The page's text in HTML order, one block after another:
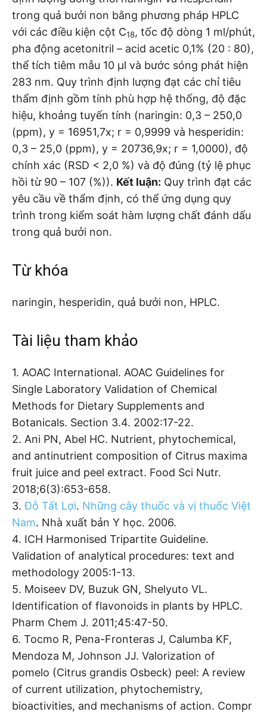
trong quả bưởi non bằng phương pháp HPLC
với các điều kiện cột C18, tốc độ dòng 1 ml/phút,
pha động acetonitril – acid acetic 0,1% (20 : 80),
thể tích tiêm mẫu 10 μl và bước sóng phát hiện
283 nm. Quy trình định lượng đạt các chỉ tiêu
thẩm định gồm tính phù hợp hệ thống, độ đặc
hiệu, khoảng tuyến tính (naringin: 0,3 – 250,0
(ppm), y = 16951,7x; r = 0,9999 và hesperidin:
0,3 – 25,0 (ppm), y = 20736,9x; r = 1,0000), độ
chính xác (RSD < 2,0 %) và độ đúng (tỷ lệ phục
hồi từ 90 – 107 (%)). Kết luận: Quy trình đạt các
yêu cầu về thẩm định, có thể ứng dụng quy
trình trong kiểm soát hàm lượng chất đánh dấu
trong quả bưởi non.
Từ khóa
naringin, hesperidin, quả bưởi non, HPLC.
Tài liệu tham khảo
1. AOAC International. AOAC Guidelines for
Single Laboratory Validation of Chemical
Methods for Dietary Supplements and
Botanicals. Section 3.4. 2002:17-22.
2. Ani PN, Abel HC. Nutrient, phytochemical,
and antinutrient composition of Citrus maxima
fruit juice and peel extract. Food Sci Nutr.
2018;6(3):653-658.
3.Đỗ Tất Lợi. Những cây thuốc và vị thuốc Việt
Nam. Nhà xuất bản Y học. 2006.
4. ICH Harmonised Tripartite Guideline.
Validation of analytical procedures: text and
methodology 2005:1-13.
5. Moiseev DV, Buzuk GN, Shelyuto VL.
Identification of flavonoids in plants by HPLC.
Pharm Chem J. 2011;45:47-50.
6. Tocmo R, Pena-Fronteras J, Calumba KF,
Mendoza M, Johnson JJ. Valorization of
pomelo (Citrus grandis Osbeck) peel: A review
of current utilization, phytochemistry,
bioactivities, and mechanisms of action. Compr